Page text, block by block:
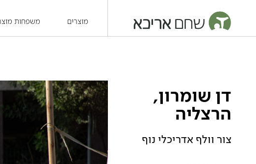
מוצרים משפחות
דן שומרון,
הרצליה
צור וולף אדריכלי נוף